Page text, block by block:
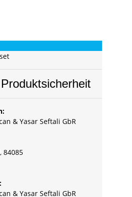
& Yasar Seftali GbR
84085
& Yasar Seftali GbR